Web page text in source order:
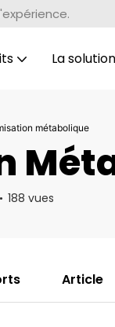
La solution
métabolique
188 vues
Article